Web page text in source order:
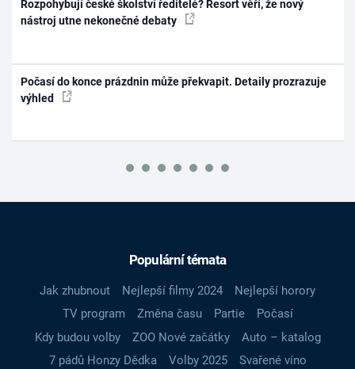
Rozpohybují české školství ředitelé? Resort věří, že nový
nástroj utne nekonečné debaty
Počasí do konce prázdnin může překvapit. Detaily prozrazuje
výhled
Populární témata
Jak zhubnout Nejlepší filmy 2024
Nejlepší horory
TV program
Změna času Partie
Počasí
Kdy budou volby
ZOO Nové začátky
Auto – katalog
7 pádů Honzy Dědka
Volby 2025
Svařené víno